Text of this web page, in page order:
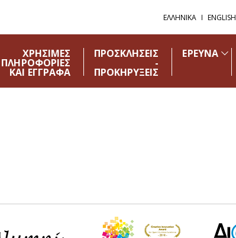
ΕΛΛΗΝΙΚΑ ENGLISH
ΧΡΗΣΙΜΕΣ
ΠΛΗΡΟΦΟΡΙΕΣ
ΚΑΙ ΕΓΓΡΑΦΑ
ΠΡΟΣΚΛΗΣΕΙΣ
-
ΠΡΟΚΗΡΥΞΕΙΣ
ΕΡΕΥΝΑ